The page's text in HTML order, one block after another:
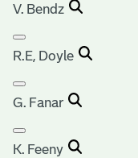
V. Bendz
R.E, Doyle
G. Fanar
K. Feeny